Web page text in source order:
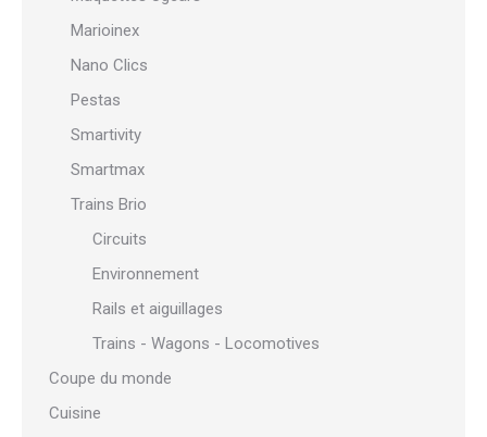
Marioinex
Nano Clics
Pestas
Smartivity
Smartmax
Trains Brio
Circuits
Environnement
Rails et aiguillages
Trains - Wagons - Locomotives
Coupe du monde
Cuisine